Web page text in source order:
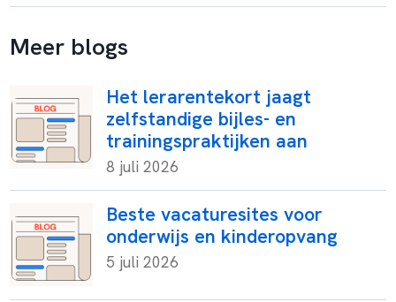
Meer blogs
Het lerarentekort jaagt
zelfstandige bijles- en
trainingspraktijken aan
8 juli 2026
Beste vacaturesites voor
onderwijs en kinderopvang
5 juli 2026